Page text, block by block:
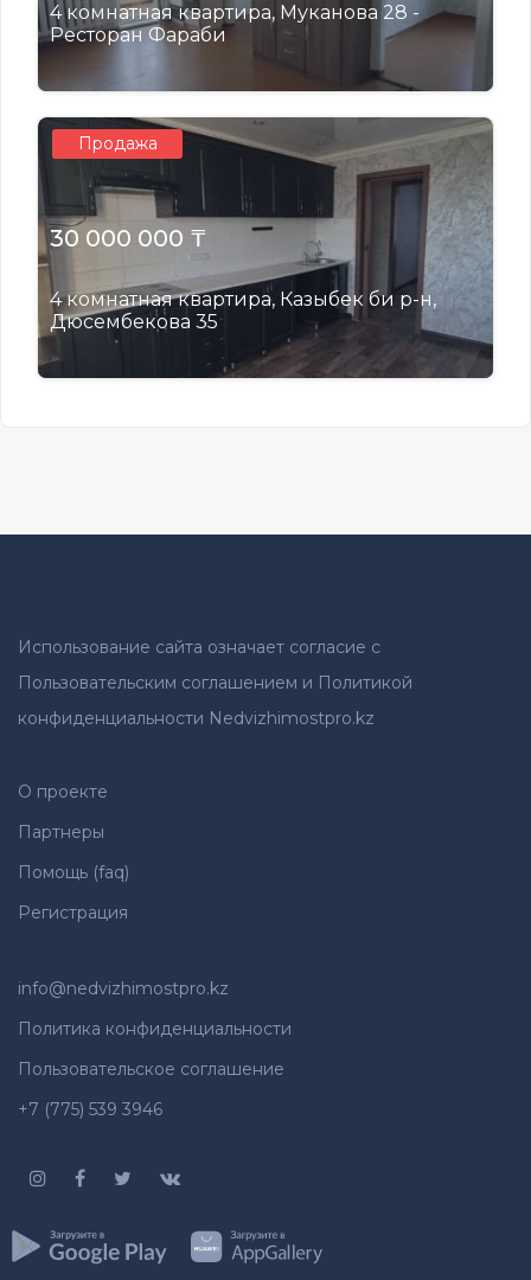
4 комнатная квартира, Муканова 28 -
Ресторан Фараби
Продажа
30 000 000 ₸
4 комнатная квартира, Казыбек би р-н,
Дюсембекова 35
Использование сайта означает согласие с
Пользовательским соглашением и Политикой
конфиденциальности Nedvizhimostpro.kz
О проекте
Партнеры
Помощь (faq)
Регистрация
info@nedvizhimostpro.kz
Политика конфиденциальности
Пользовательское соглашение
+7 (775) 539 3946